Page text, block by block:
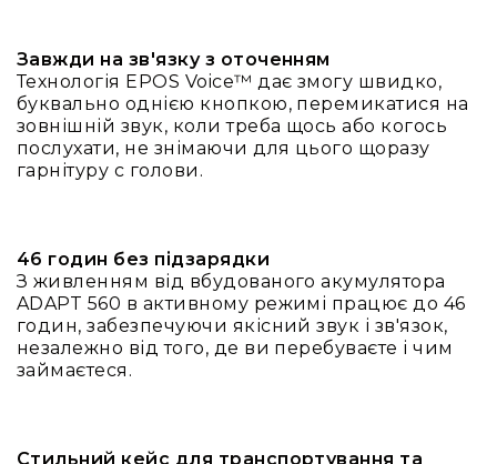
Для
офісів
та
колл-
центрів
Рішення
для
трансляцій
звуку
Готові
Завжди на зв'язку з оточенням
Технологія EPOS Voice™ дає змогу швидко,
буквально однією кнопкою, перемикатися на
зовнішній звук, коли треба щось або когось
послухати, не знімаючи для цього щоразу
гарнітуру с голови.
46 годин без підзарядки
З живленням від вбудованого акумулятора
ADAPT 560 в активному режимі працює до 46
годин, забезпечуючи якісний звук і зв'язок,
незалежно від того, де ви перебуваєте і чим
займаєтеся.
Стильний кейс для транспортування та